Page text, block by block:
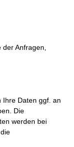
Anfragen,
Ihre Daten ggf. an
Die
werden bei